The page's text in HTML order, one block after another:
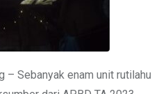
– Sebanyak enam unit rutilahu